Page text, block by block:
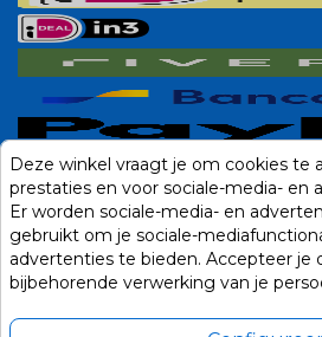
Deze winkel vraagt je om cookies te
prestaties en voor sociale-media- en
Er worden sociale-media- en
gebruikt om je sociale-
advertenties te bieden. Accepteer je
bijbehorende verwerking van je